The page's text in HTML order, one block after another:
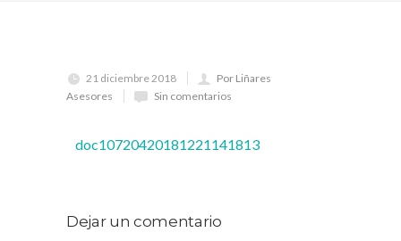
21 diciembre 2018
Por Liñares
Asesores
Sin comentarios
doc10720420181221141813
Dejar un comentario